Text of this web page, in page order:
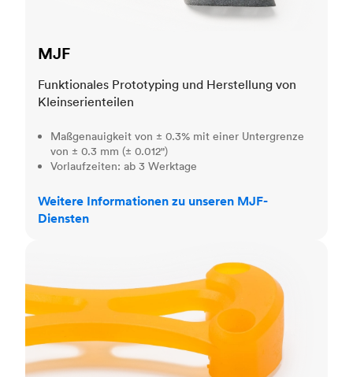
MJF
Funktionales Prototyping und Herstellung von
Kleinserienteilen
Maßgenauigkeit von ± 0.3% mit einer Untergrenze
von ± 0.3 mm (± 0.012")
Vorlaufzeiten: ab 3 Werktage
Weitere Informationen zu unseren MJF-
Diensten